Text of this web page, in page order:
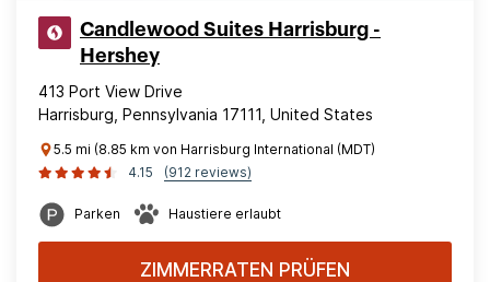
Candlewood Suites Harrisburg -
Hershey
413 Port View Drive
Harrisburg, Pennsylvania 17111, United States
5.5 mi (8.85 km von Harrisburg International (MDT)
4.15
(912 reviews)
Parken Haustiere erlaubt
ZIMMERRATEN PRÜFEN